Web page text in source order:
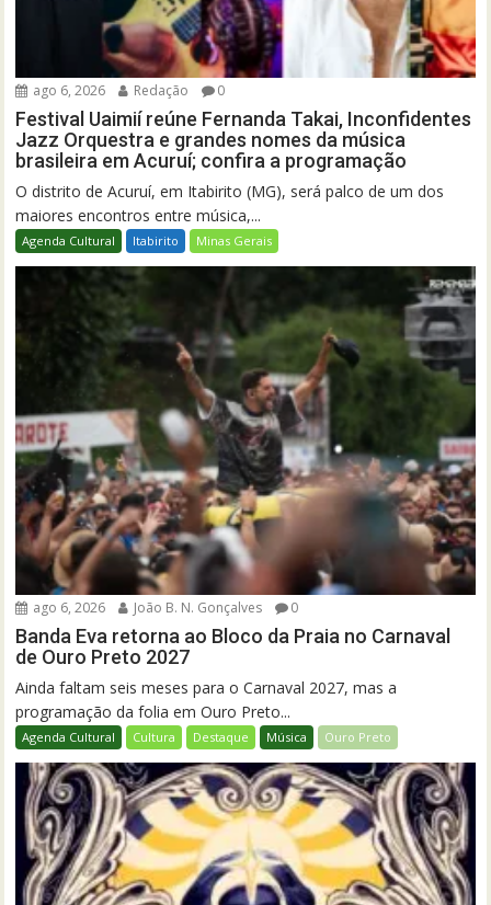
ago 6, 2026 Redação 0
Festival Uaimií reúne Fernanda Takai, Inconfidentes
Jazz Orquestra e grandes nomes da música
brasileira em Acuruí; confira a programação
O distrito de Acuruí, em Itabirito (MG), será palco de um dos
maiores encontros entre música,...
Agenda Cultural Itabirito Minas Gerais
ago 6, 2026 João B. N. Gonçalves 0
Banda Eva retorna ao Bloco da Praia no Carnaval
de Ouro Preto 2027
Ainda faltam seis meses para o Carnaval 2027, mas a
programação da folia em Ouro Preto...
Agenda Cultural Cultura Destaque Música Ouro Preto